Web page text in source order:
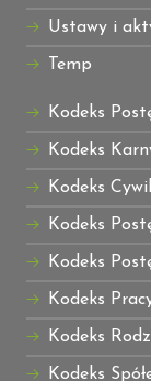
Ustawy i
Temp
Kodeks
Kodeks
Kodeks
Kodeks
Kodeks
Kodeks
Kodeks
Kodeks